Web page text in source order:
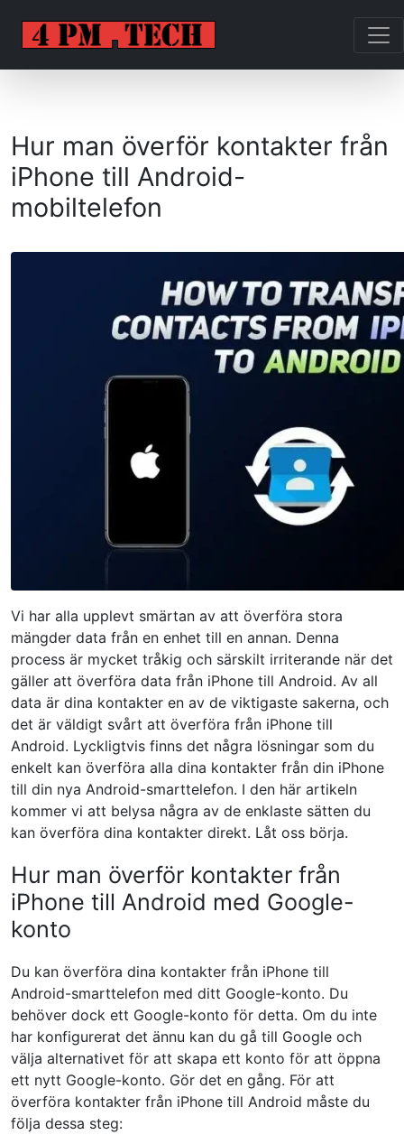
Hur man överför kontakter från
iPhone till Android-
mobiltelefon
Vi har alla upplevt smärtan av att överföra stora
mängder data från en enhet till en annan. Denna
process är mycket tråkig och särskilt irriterande när det
gäller att överföra data från iPhone till Android. Av all
data är dina kontakter en av de viktigaste sakerna, och
det är väldigt svårt att överföra från iPhone till
Android. Lyckligtvis finns det några lösningar som du
enkelt kan överföra alla dina kontakter från din iPhone
till din nya Android-smarttelefon. I den här artikeln
kommer vi att belysa några av de enklaste sätten du
kan överföra dina kontakter direkt. Låt oss börja.
Hur man överför kontakter från
iPhone till Android med Google-
konto
Du kan överföra dina kontakter från iPhone till
Android-smarttelefon med ditt Google-konto. Du
behöver dock ett Google-konto för detta. Om du inte
har konfigurerat det ännu kan du gå till Google och
välja alternativet för att skapa ett konto för att öppna
ett nytt Google-konto. Gör det en gång. För att
överföra kontakter från iPhone till Android måste du
följa dessa steg: